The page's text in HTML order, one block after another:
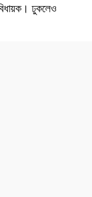
ঢুকলেও